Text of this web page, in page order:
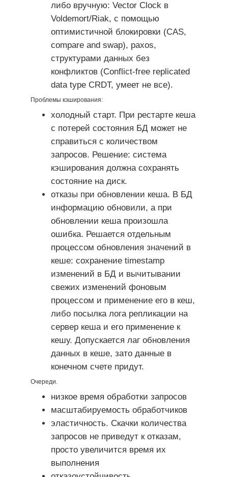
либо вручную: Vector Clock в
Voldemort/Riak, с помощью
оптимистичной блокировки (CAS,
compare and swap), paxos,
структурами данных без
конфликтов (Conflict-free replicated
data type CRDT, умеет не все).
Проблемы кэширования:
холодный старт. При рестарте кеша
с потерей состояния БД может не
справиться с количеством
запросов. Решение: система
кэширования должна сохранять
состояние на диск.
отказы при обновлении кеша. В БД
информацию обновили, а при
обновлении кеша произошла
ошибка. Решается отдельным
процессом обновления значений в
кеше: сохранение timestamp
изменений в БД и вычитывании
свежих изменений фоновым
процессом и применение его в кеш,
либо посылка лога репликации на
сервер кеша и его применение к
кешу. Допускается лаг обновления
данных в кеше, зато данные в
конечном счете придут.
Очереди.
низкое время обработки запросов
масштабируемость обработчиков
эластичность. Скачки количества
запросов не приведут к отказам,
просто увеличится время их
выполнения